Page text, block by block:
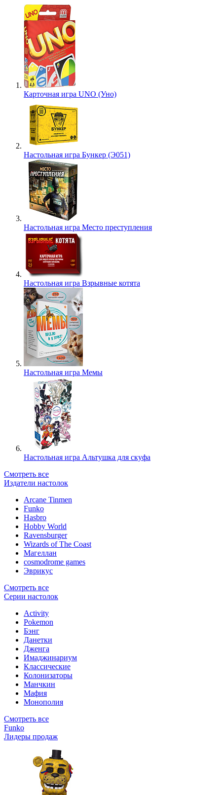
Карточная игра UNO (Уно)
Настольная игра Бункер (Э051)
Настольная игра Место преступления
Настольная игра Взрывные котята
Настольная игра Мемы
Настольная игра Альтушка для скуфа
Смотреть все
Издатели настолок
Arcane Tinmen
Funko
Hasbro
Hobby World
Ravensburger
Wizards of The Coast
Магеллан
сosmodrome games
Эврикус
Смотреть все
Серии настолок
Activity
Pokemon
Бэнг
Данетки
Дженга
Имаджинариум
Классические
Колонизаторы
Манчкин
Мафия
Монополия
Смотреть все
Funko
Лидеры продаж